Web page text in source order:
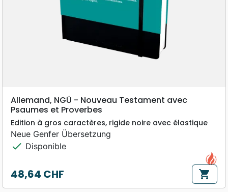
Allemand, NGÜ - Nouveau Testament avec
Psaumes et Proverbes
Edition à gros caractères, rigide noire avec élastique
Neue Genfer Übersetzung
check Disponible
Prix
48,64 CHF shopping_cart